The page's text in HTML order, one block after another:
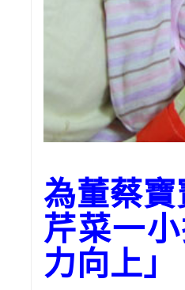
為董蔡
芹菜一
力向上」